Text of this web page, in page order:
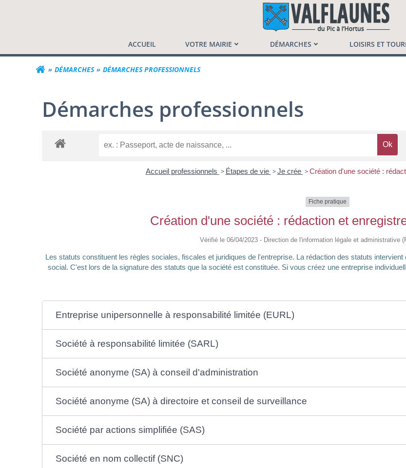
Commune de Valflaunès
ACCUEIL VOTRE MAIRIE DÉMARCHES LOISIRS ET
DÉMARCHES DÉMARCHES PROFESSIONNELS
Démarches professionnels
Accueil professionnels > Étapes de vie > Je crée > Création d'une société :
Fiche pratique
Création d'une société : rédaction et
Vérifié le 06/04/2023 - Direction de l'information légale et administrative
Les statuts constituent les règles sociales, fiscales et juridiques de l'entreprise. La rédaction des statuts
social. C'est lors de la signature des statuts que la société est constituée. Si vous créez une entreprise
Entreprise unipersonnelle à responsabilité limitée (EURL)
Société à responsabilité limitée (SARL)
Société anonyme (SA) à conseil d'administration
Société anonyme (SA) à directoire et conseil de surveillance
Société par actions simplifiée (SAS)
Société en nom collectif (SNC)